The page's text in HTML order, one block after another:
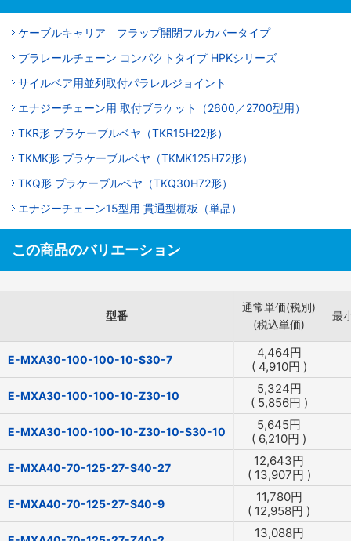
ケーブルキャリア フラップ開閉フルカバータイプ
プラレールチェーン コンパクトタイプ HPKシリーズ
サイルベア用並列取付パラレルジョイント
エナジーチェーン用 取付ブラケット（2600／2700型用）
TKR形 プラケーブルベヤ（TKR15H22形）
TKMK形 プラケーブルベヤ（TKMK125H72形）
TKQ形 プラケーブルベヤ（TKQ30H72形）
エナジーチェーン15型用 貫通型棚板（単品）
この商品のバリエーション
型番
通常単価(税別)
(税込単価)
最
E-MXA30-100-100-10-S30-7 4,464円
( 4,910円 )
E-MXA30-100-100-10-Z30-10 5,324円
( 5,856円 )
E-MXA30-100-100-10-Z30-10-S30-10 5,645円
( 6,210円 )
E-MXA40-70-125-27-S40-27 12,643円
( 13,907円 )
E-MXA40-70-125-27-S40-9 11,780円
( 12,958円 )
13,088円